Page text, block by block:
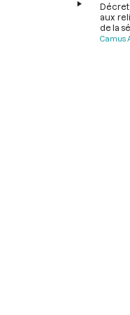
Décret
aux
de la
Camus